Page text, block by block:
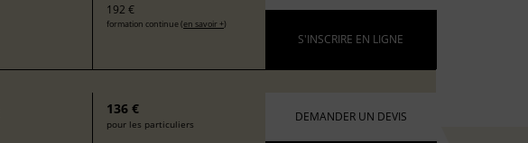
192 €
formation continue (en savoir +)
S'INSCRIRE EN LIGNE
136 €
pour les particuliers DEMANDER UN DEVIS